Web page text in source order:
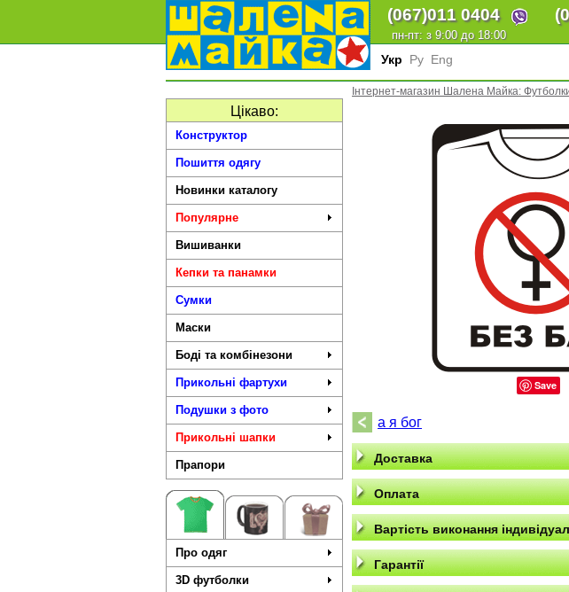
(067)011 0404
пн-пт: з 9:00 до 18:00
Укр Ру Eng
Цікаво:
Конструктор
Пошиття одягу
Новинки каталогу
Популярне
Вишиванки
Кепки та панамки
Сумки
Маски
Боді та комбінезони
Прикольні фартухи
Подушки з фото
Прикольні шапки
Прапори
Про одяг
3D футболки
Інтернет-магазин Шалена Майка:
Save
а я бог
Доставка
Оплата
Вартість виконання
Гарантії